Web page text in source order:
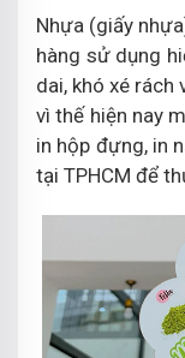
Nhựa (giấy
hàng sử dụng
dai, khó xé
vì thế hiện nay
in hộp đựng, in
tại TPHCM để